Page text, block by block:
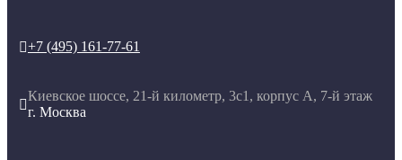
+7 (495) 161-77-61

Киевское шоссе, 21-й километр, 3с1, корпус А, 7-й этаж
г. Москва